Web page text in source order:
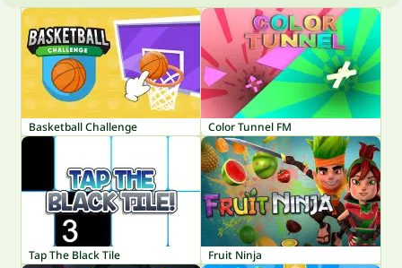
Basketball Challenge Color Tunnel FM
Tap The Black Tile Fruit Ninja